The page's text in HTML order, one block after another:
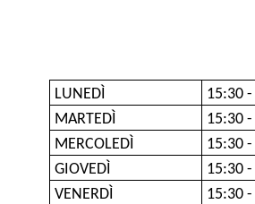
LUNEDÌ
15:30
MARTEDÌ
15:30
MERCOLEDÌ
15:30
GIOVEDÌ
15:30
VENERDÌ
15:30